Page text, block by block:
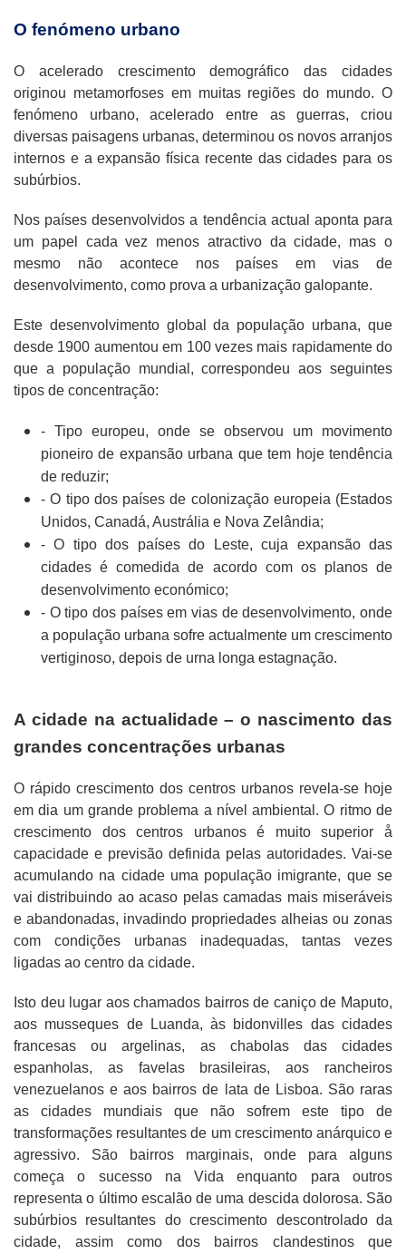
O fenómeno urbano
O acelerado crescimento demográfico das cidades
originou metamorfoses em muitas regiões do mundo. O
fenómeno urbano, acelerado entre as guerras, criou
diversas paisagens urbanas, determinou os novos arranjos
internos e a expansão física recente das cidades para os
subúrbios.
Nos países desenvolvidos a tendência actual aponta para
um papel cada vez menos atractivo da cidade, mas o
mesmo não acontece nos países em vias de
desenvolvimento, como prova a urbanização galopante.
Este desenvolvimento global da população urbana, que
desde 1900 aumentou em 100 vezes mais rapidamente do
que a população mundial, correspondeu aos seguintes
tipos de concentração:
- Tipo europeu, onde se observou um movimento
pioneiro de expansão urbana que tem hoje tendência
de reduzir;
- O tipo dos países de colonização europeia (Estados
Unidos, Canadá, Austrália e Nova Zelândia;
- O tipo dos países do Leste, cuja expansão das
cidades é comedida de acordo com os planos de
desenvolvimento económico;
- O tipo dos países em vias de desenvolvimento, onde
a população urbana sofre actualmente um crescimento
vertiginoso, depois de urna longa estagnação.
A cidade na actualidade – o nascimento das
grandes concentrações urbanas
O rápido crescimento dos centros urbanos revela-se hoje
em dia um grande problema a nível ambiental. O ritmo de
crescimento dos centros urbanos é muito superior å
capacidade e previsão definida pelas autoridades. Vai-se
acumulando na cidade uma população imigrante, que se
vai distribuindo ao acaso pelas camadas mais miseráveis
e abandonadas, invadindo propriedades alheias ou zonas
com condições urbanas inadequadas, tantas vezes
ligadas ao centro da cidade.
Isto deu lugar aos chamados bairros de caniço de Maputo,
aos musseques de Luanda, às bidonvilles das cidades
francesas ou argelinas, as chabolas das cidades
espanholas, as favelas brasileiras, aos rancheiros
venezuelanos e aos bairros de lata de Lisboa. São raras
as cidades mundiais que não sofrem este tipo de
transformações resultantes de um crescimento anárquico e
agressivo. São bairros marginais, onde para alguns
começa o sucesso na Vida enquanto para outros
representa o último escalão de uma descida dolorosa. São
subúrbios resultantes do crescimento descontrolado da
cidade, assim como dos bairros clandestinos que